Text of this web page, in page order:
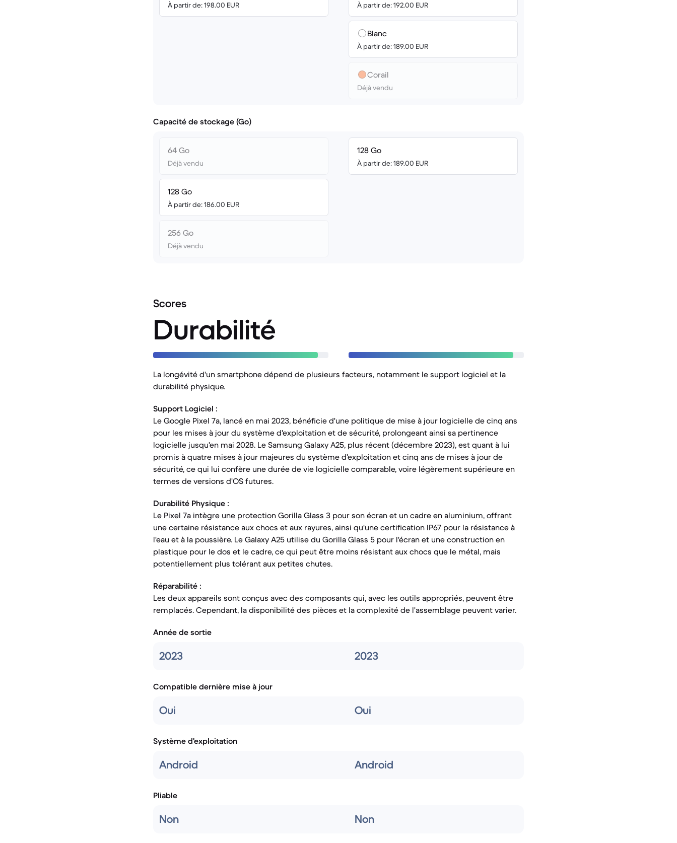
À partir de: 198.00 EUR À partir de: 192.00 EUR
Blanc
À partir de: 189.00 EUR
Corail
Déjà vendu
Capacité de stockage (Go)
64 Go
Déjà vendu
128 Go
À partir de: 186.00 EUR
256 Go
Déjà vendu
128 Go
À partir de: 189.00 EUR
Scores
Durabilité
La longévité d'un smartphone dépend de plusieurs facteurs, notamment le support logiciel et la
durabilité physique.
Support Logiciel :
Le Google Pixel 7a, lancé en mai 2023, bénéficie d'une politique de mise à jour logicielle de cinq ans
pour les mises à jour du système d'exploitation et de sécurité, prolongeant ainsi sa pertinence
logicielle jusqu'en mai 2028. Le Samsung Galaxy A25, plus récent (décembre 2023), est quant à lui
promis à quatre mises à jour majeures du système d'exploitation et cinq ans de mises à jour de
sécurité, ce qui lui confère une durée de vie logicielle comparable, voire légèrement supérieure en
termes de versions d'OS futures.
Durabilité Physique :
Le Pixel 7a intègre une protection Gorilla Glass 3 pour son écran et un cadre en aluminium, offrant
une certaine résistance aux chocs et aux rayures, ainsi qu'une certification IP67 pour la résistance à
l'eau et à la poussière. Le Galaxy A25 utilise du Gorilla Glass 5 pour l'écran et une construction en
plastique pour le dos et le cadre, ce qui peut être moins résistant aux chocs que le métal, mais
potentiellement plus tolérant aux petites chutes.
Réparabilité :
Les deux appareils sont conçus avec des composants qui, avec les outils appropriés, peuvent être
remplacés. Cependant, la disponibilité des pièces et la complexité de l'assemblage peuvent varier.
Année de sortie
2023 2023
Compatible dernière mise à jour
Oui Oui
Système d'exploitation
Android Android
Pliable
Non Non